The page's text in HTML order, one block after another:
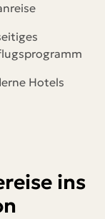
Hotels
ins